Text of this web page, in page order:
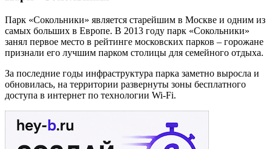
Парк «Сокольники» является старейшим в Москве и одним из
самых больших в Европе. В 2013 году парк «Сокольники»
занял первое место в рейтинге московских парков – горожане
признали его лучшим парком столицы для семейного отдыха.
За последние годы инфраструктура парка заметно выросла и
обновилась, на территории развернуты зоны бесплатного
доступа в интернет по технологии Wi-Fi.